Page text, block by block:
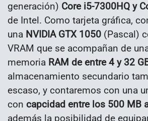
generación) Core i5-7300HQ y
de Intel. Como tarjeta gráfica,
una NVIDIA GTX 1050 (Pascal)
VRAM que se acompañan de
memoria RAM de entre 4 y 32
almacenamiento secundario
escaso, y contaremos con una
con capcidad entre los 500 MB
además la posibilidad de